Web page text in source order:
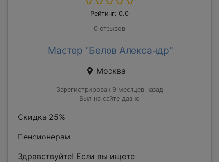
Рейтинг: 0.0
0 отзывов
Мастер "Белов Александр"
Москва
Зарегистрирован 9 месяцев назад
Был на сайте давно
Скидка 25%
Пенсионерам
Здравствуйте! Если вы ищете